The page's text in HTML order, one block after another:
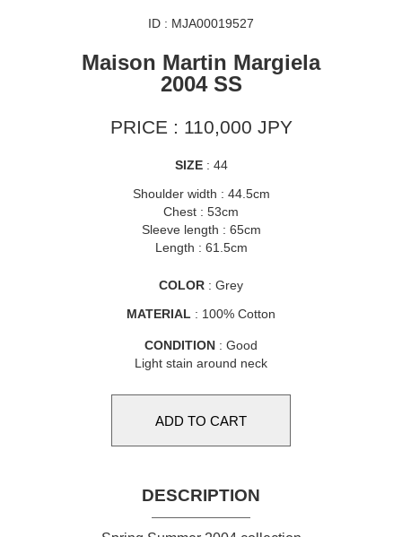
ID : MJA00019527
Maison Martin Margiela
2004 SS
PRICE : 110,000 JPY
SIZE: 44
Shoulder width : 44.5cm
Chest : 53cm
Sleeve length : 65cm
Length : 61.5cm
COLOR : Grey
MATERIAL : 100% Cotton
CONDITION : Good
Light stain around neck
DESCRIPTION